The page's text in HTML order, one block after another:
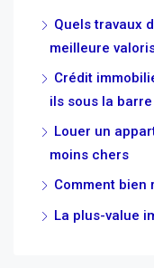
Quels travaux
meilleure
Crédit
ils sous la barre
Louer un
moins chers
Comment bien
La plus-value